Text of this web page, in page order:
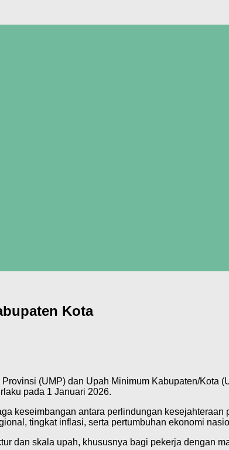
Kota
(UMP) dan Upah Minimum Kabupaten/Kota
pada 1 Januari 2026.
keseimbangan antara perlindungan
tingkat inflasi, serta pertumbuhan ekonomi
dan skala upah, khususnya bagi pekerja dengan